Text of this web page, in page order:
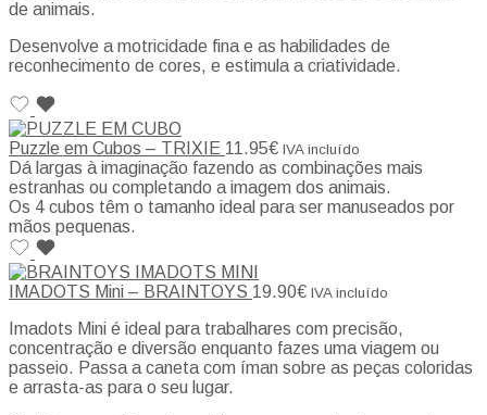
de animais.
Desenvolve a motricidade fina e as habilidades de
reconhecimento de cores, e estimula a criatividade.
Puzzle em Cubos – TRIXIE 11.95€ IVA incluído
Dá largas à imaginação fazendo as combinações mais
estranhas ou completando a imagem dos animais.
Os 4 cubos têm o tamanho ideal para ser manuseados por
mãos pequenas.
IMADOTS Mini – BRAINTOYS 19.90€ IVA incluído
Imadots Mini é ideal para trabalhares com precisão,
concentração e diversão enquanto fazes uma viagem ou
passeio. Passa a caneta com íman sobre as peças coloridas
e arrasta-as para o seu lugar.